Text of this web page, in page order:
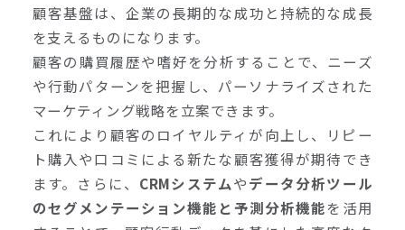
顧客基盤は、企業の長期的な成功と持続的な成長
を支えるものになります。
顧客の購買履歴や嗜好を分析することで、ニーズ
や行動パターンを把握し、パーソナライズされた
マーケティング戦略を立案できます。
これにより顧客のロイヤルティが向上し、リピー
ト購入や口コミによる新たな顧客獲得が期待でき
ます。さらに、 CRMシステムやデータ分析ツール
のセグメンテーション機能と予測分析機能を活用